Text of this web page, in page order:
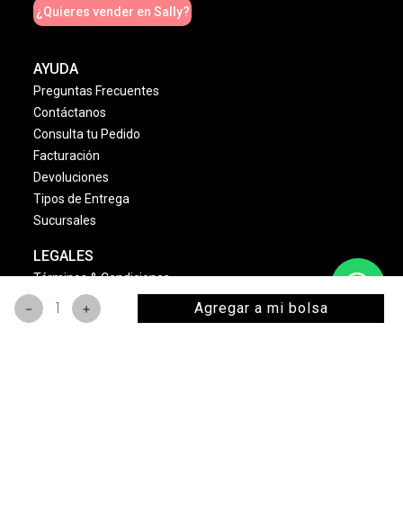
＋
－ Agregar a mi bolsa
¿Quieres vender en Sally?
AYUDA
Preguntas Frecuentes
Contáctanos
Consulta tu Pedido
Facturación
Devoluciones
Tipos de Entrega
Sucursales
LEGALES
Términos & Condiciones
Aviso de Privacidad
Política Cambios & Devoluciones